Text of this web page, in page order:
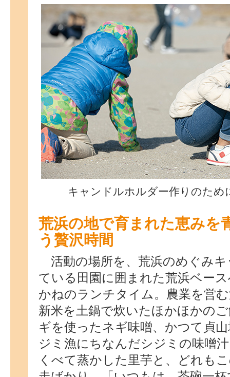
キャンドルホルダー作りのため
荒浜の地で育まれた恵みを
う贅沢時間
活動の場所を、荒浜のめぐみ
ている田園に囲まれた荒浜ベー
かねのランチタイム。農業を営
新米を土鍋で炊いたほかほかの
ギを使ったネギ味噌、かつて貞
ジミ漁にちなんだシジミの味噌
くべて蒸かした里芋と、どれも